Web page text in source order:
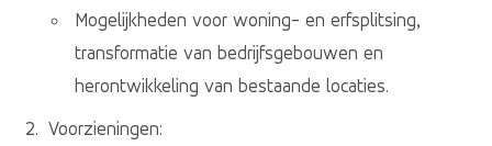
Mogelijkheden voor woning- en erfsplitsing,
transformatie van bedrijfsgebouwen en
herontwikkeling van bestaande locaties.
Voorzieningen: